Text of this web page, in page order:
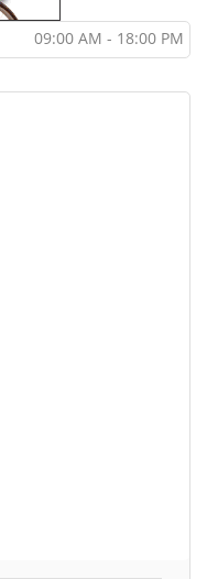
09:00 AM - 18:00 PM